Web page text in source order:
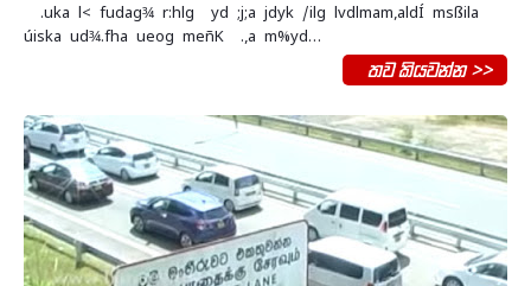
.uka l< fudag¾ r:hlg yd ;j;a jdyk /ilg lvdlmam,aldÍ msßila
úiska ud¾.fha ueog meñK .,a m%yd…
තව කියවන්න >>